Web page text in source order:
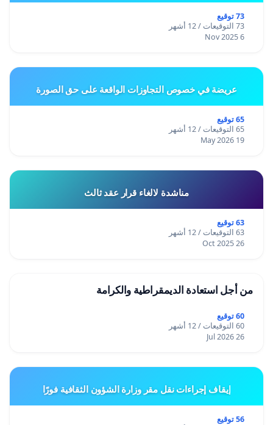
73 توقيع
73 التوقيعات / 12 أشهر
6 Nov 2025
عريضة في خصوص التجاوزات الواقعة على حق الصورة
65 توقيع
65 التوقيعات / 12 أشهر
19 May 2026
مناشدة لالغاء قرار عقد ثالث
63 توقيع
63 التوقيعات / 12 أشهر
26 Oct 2025
من أجل استعادة الديمقراطية والكرامة
60 توقيع
60 التوقيعات / 12 أشهر
26 Jul 2026
إيقاف إجراءات نقل مقر وزارة الشؤون الثقافية فورًا
56 توقيع